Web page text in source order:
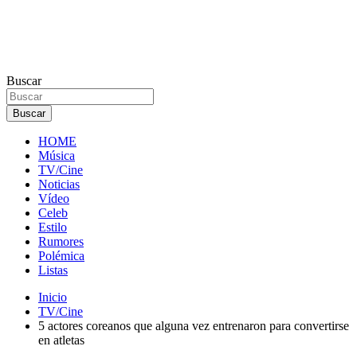
Buscar
Buscar
HOME
Música
TV/Cine
Noticias
Vídeo
Celeb
Estilo
Rumores
Polémica
Listas
Inicio
TV/Cine
5 actores coreanos que alguna vez entrenaron para convertirse
en atletas